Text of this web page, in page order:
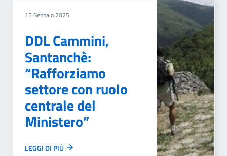
15 Gennaio 2025
DDL Cammini,
Santanchè:
“Rafforziamo
settore con ruolo
centrale del
Ministero”
LEGGI DI PIÙ